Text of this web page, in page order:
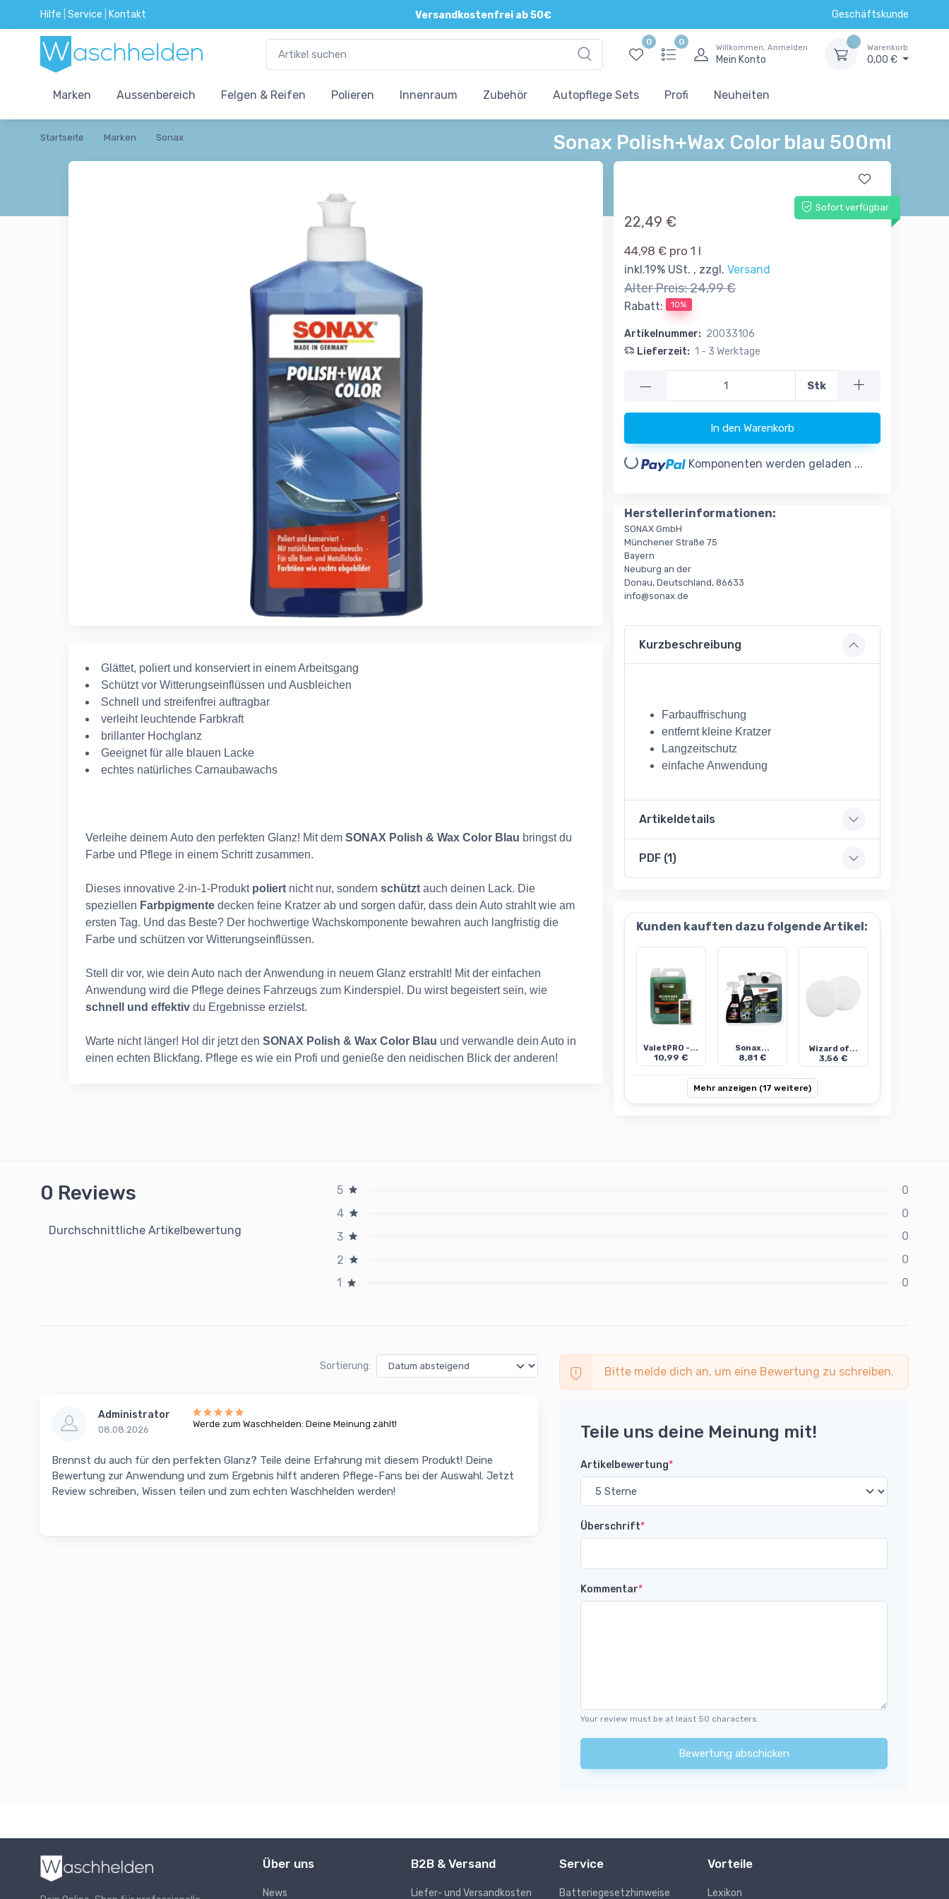
Hilfe Service Kontakt Versandkostenfrei ab 50€ Geschäftskunde
0 0
Willkommen, Anmelden
Mein Konto
Warenkorb
0,00 €
Marken Aussenbereich Felgen & Reifen Polieren Innenraum Zubehör Autopflege Sets Profi Neuheiten
Startseite Marken Sonax Sonax Polish+Wax Color blau 500ml
Glättet, poliert und konserviert in einem Arbeitsgang
Schützt vor Witterungseinflüssen und Ausbleichen
Schnell und streifenfrei auftragbar
verleiht leuchtende Farbkraft
brillanter Hochglanz
Geeignet für alle blauen Lacke
echtes natürliches Carnaubawachs
Verleihe deinem Auto den perfekten Glanz! Mit dem SONAX Polish & Wax Color Blau bringst du
Farbe und Pflege in einem Schritt zusammen.
Dieses innovative 2-in-1-Produkt poliert nicht nur, sondern schützt auch deinen Lack. Die
speziellen Farbpigmente decken feine Kratzer ab und sorgen dafür, dass dein Auto strahlt wie am
ersten Tag. Und das Beste? Der hochwertige Wachskomponente bewahren auch langfristig die
Farbe und schützen vor Witterungseinflüssen.
Stell dir vor, wie dein Auto nach der Anwendung in neuem Glanz erstrahlt! Mit der einfachen
Anwendung wird die Pflege deines Fahrzeugs zum Kinderspiel. Du wirst begeistert sein, wie
schnell und effektiv du Ergebnisse erzielst.
Warte nicht länger! Hol dir jetzt den SONAX Polish & Wax Color Blau und verwandle dein Auto in
einen echten Blickfang. Pflege es wie ein Profi und genieße den neidischen Blick der anderen!
Sofort verfügbar
22,49 €
44,98 € pro 1 l
inkl.19% USt. , zzgl. Versand
Alter Preis:24,99 €
Rabatt: 10%
Artikelnummer: 20033106
Lieferzeit: 1 - 3 Werktage
— Stk
In den Warenkorb
Loading... Komponenten werden geladen ...
Herstellerinformationen:
SONAX GmbH
Münchener Straße 75
Bayern
Neuburg an der
Donau, Deutschland, 86633
info@sonax.de
Kurzbeschreibung
Farbauffrischung
entfernt kleine Kratzer
Langzeitschutz
einfache Anwendung
Artikeldetails
PDF (1)
Kunden kauften dazu folgende Artikel:
ValetPRO -...
10,99 €
Sonax...
8,81 €
Wizard of...
3,56 €
Mehr anzeigen (17 weitere)
0 Reviews
Durchschnittliche Artikelbewertung
5
0
4
0
3
0
2
0
1
0
Sortierung:
Administrator
08.08.2026
Werde zum Waschhelden: Deine Meinung zählt!
Brennst du auch für den perfekten Glanz? Teile deine Erfahrung mit diesem Produkt! Deine
Bewertung zur Anwendung und zum Ergebnis hilft anderen Pflege-Fans bei der Auswahl. Jetzt
Review schreiben, Wissen teilen und zum echten Waschhelden werden!
Bitte melde dich an, um eine Bewertung zu schreiben.
Teile uns deine Meinung mit!
Artikelbewertung*
Überschrift*
Kommentar*
Your review must be at least 50 characters.
Bewertung abschicken
Über uns
News
B2B & Versand
Liefer- und Versandkosten
Service
Batteriegesetzhinweise
Vorteile
Lexikon